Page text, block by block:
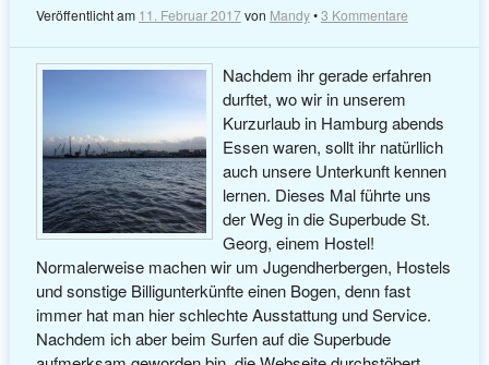
Veröffentlicht am 11. Februar 2017von Mandy•3 Kommentare
Nachdem ihr gerade erfahren
durftet, wo wir in unserem
Kurzurlaub in Hamburg abends
Essen waren, sollt ihr natürllich
auch unsere Unterkunft kennen
lernen. Dieses Mal führte uns
der Weg in die Superbude St.
Georg, einem Hostel!
Normalerweise machen wir um Jugendherbergen, Hostels
und sonstige Billigunterkünfte einen Bogen, denn fast
immer hat man hier schlechte Ausstattung und Service.
Nachdem ich aber beim Surfen auf die Superbude